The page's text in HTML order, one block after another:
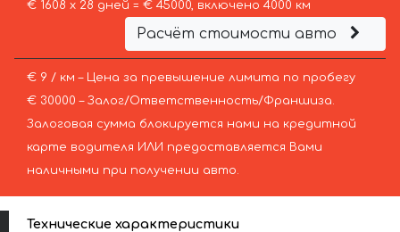
€ 1608 х 28 дней = € 45000, включено 4000 км
Расчёт стоимости авто
€ 9 / км – Цена за превышение лимита по пробегу
€ 30000 – Залог/Ответственность/Франшиза.
Залоговая сумма блокируется нами на кредитной
карте водителя ИЛИ предоставляется Вами
наличными при получении авто.
Технические характеристики